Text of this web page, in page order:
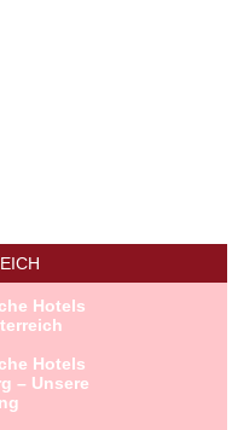
Hotels
Hotels
– Unsere